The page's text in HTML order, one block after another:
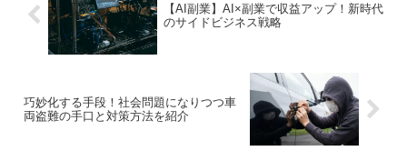
【AI副業】AI×副業で収益アップ！新時代
のサイドビジネス戦略
巧妙化する手段！社会問題になりつつ車
両盗難の手口と対策方法を紹介